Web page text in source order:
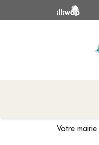
Votre mairie